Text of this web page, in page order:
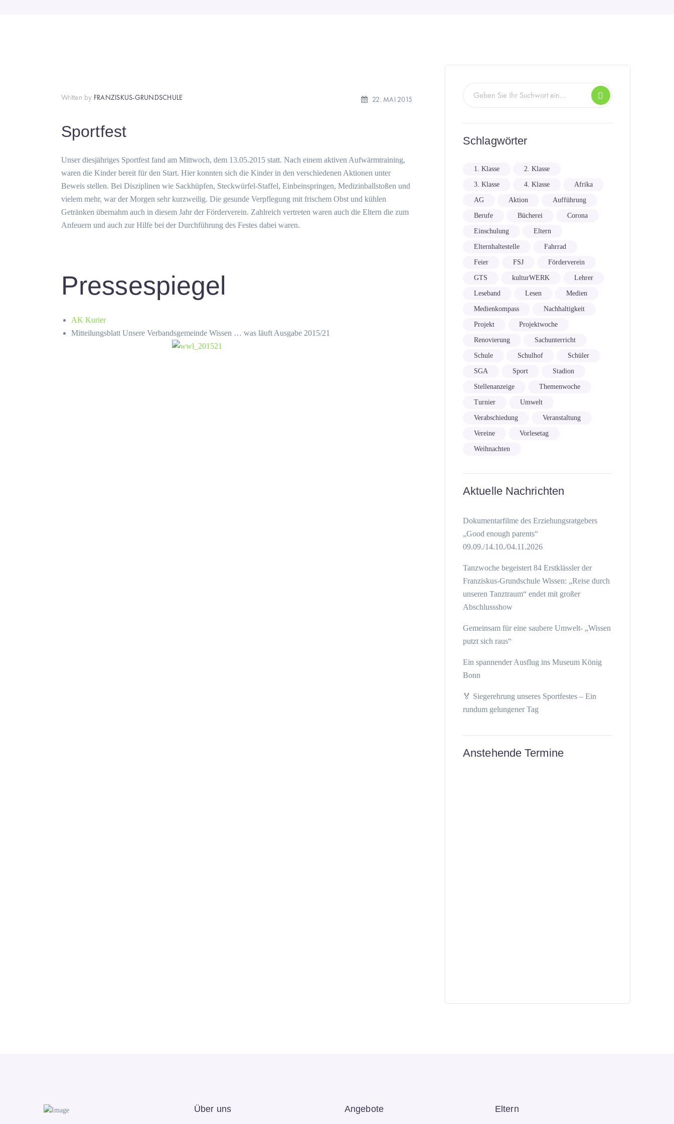
Written by FRANZISKUS-GRUNDSCHULE 22. MAI 2015
Sportfest
Unser diesjähriges Sportfest fand am Mittwoch, dem 13.05.2015 statt. Nach einem aktiven Aufwärmtraining,
waren die Kinder bereit für den Start. Hier konnten sich die Kinder in den verschiedenen Aktionen unter
Beweis stellen. Bei Disziplinen wie Sackhüpfen, Steckwürfel-Staffel, Einbeinspringen, Medizinballstoßen und
vielem mehr, war der Morgen sehr kurzweilig. Die gesunde Verpflegung mit frischem Obst und kühlen
Getränken übernahm auch in diesem Jahr der Förderverein. Zahlreich vertreten waren auch die Eltern die zum
Anfeuern und auch zur Hilfe bei der Durchführung des Festes dabei waren.
Pressespiegel
AK Kurier
Mitteilungsblatt Unsere Verbandsgemeinde Wissen … was läuft Ausgabe 2015/21
Schlagwörter
1. Klasse 2. Klasse
3. Klasse 4. Klasse Afrika
AG Aktion Aufführung
Berufe Bücherei Corona
Einschulung Eltern
Elternhaltestelle Fahrrad
Feier FSJ Förderverein
GTS kulturWERK Lehrer
Leseband Lesen Medien
Medienkompass Nachhaltigkeit
Projekt Projektwoche
Renovierung Sachunterricht
Schule Schulhof Schüler
SGA Sport Stadion
Stellenanzeige Themenwoche
Turnier Umwelt
Verabschiedung Veranstaltung
Vereine Vorlesetag
Weihnachten
Aktuelle Nachrichten
Dokumentarfilme des Erziehungsratgebers
„Good enough parents“
09.09./14.10./04.11.2026
Tanzwoche begeistert 84 Erstklässler der
Franziskus-Grundschule Wissen: „Reise durch
unseren Tanztraum“ endet mit großer
Abschlussshow
Gemeinsam für eine saubere Umwelt- „Wissen
putzt sich raus“
Ein spannender Ausflug ins Museum König
Bonn
🏅 Siegerehrung unseres Sportfestes – Ein
rundum gelungener Tag
Anstehende Termine
Über uns Angebote Eltern